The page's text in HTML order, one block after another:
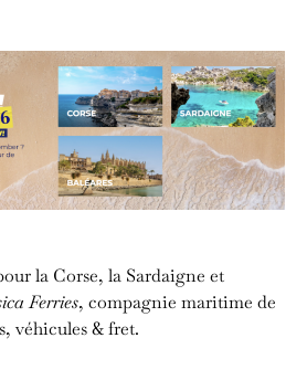
la Corse, la Sardaigne et
Ferries, compagnie maritime de
véhicules & fret.